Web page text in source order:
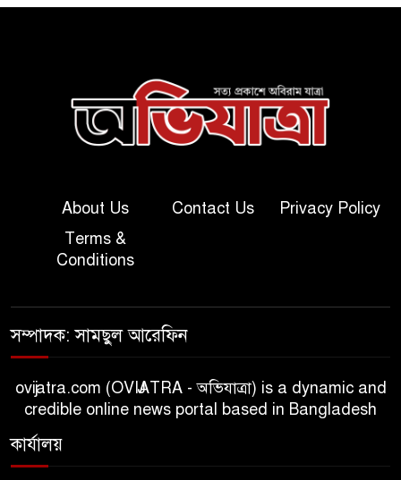
About Us Contact Us
Privacy Policy
Terms &
Conditions
সম্পাদক: সামছুল আরেফিন
ovijatra.com (OVIJATRA - অভিযাত্রা) is a dynamic and
credible online news portal based in Bangladesh
কার্যালয়